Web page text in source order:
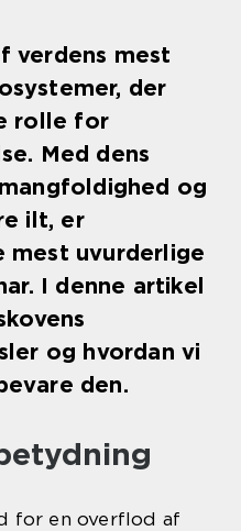
verdens mest
der
rolle for
Med dens
og
ilt, er
mest uvurderlige
I denne artikel
og hvordan vi
den.
for en overflod af